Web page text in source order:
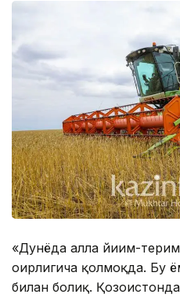
«Дунёда ғалла йиғим-
оғирлигича қолмоқда. Бу
билан боғлиқ. Қозоғистонда